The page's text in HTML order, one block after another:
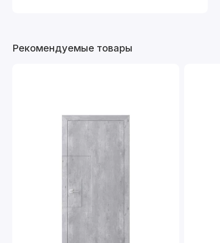
Рекомендуемые товары